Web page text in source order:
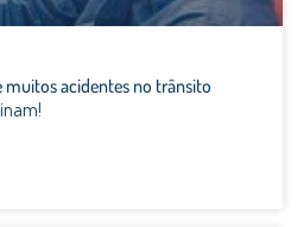
muitos acidentes no trânsito